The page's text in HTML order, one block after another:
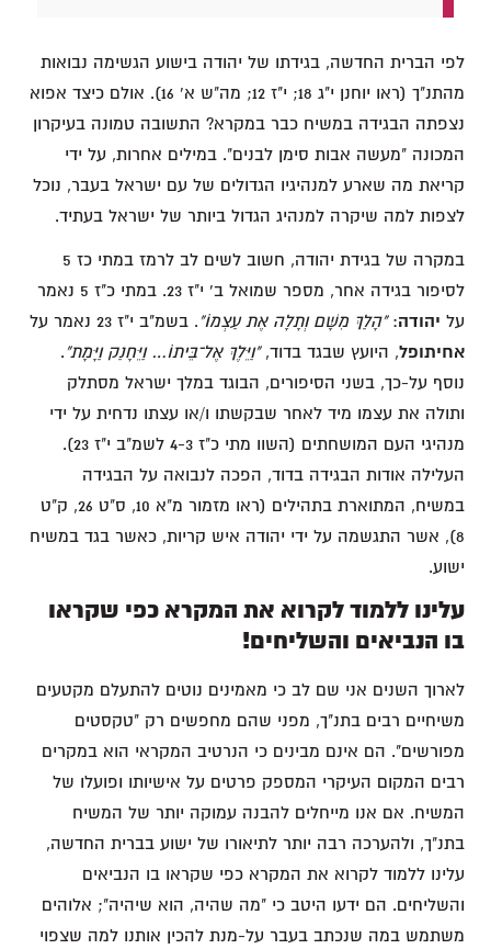
לפי הברית החדשה, בגידתו של יהודה בישוע הגשימה נבואות
מהתנ"ך (ראו יוחנן י"ג 18; י"ז 12; מה"ש א' 16). אולם כיצד אפוא
נצפתה הבגידה במשיח כבר במקרא? התשובה טמונה בעיקרון
המכונה "מעשה אבות סימן לבנים". במילים אחרות, על ידי
קריאת מה שארע למנהיגיו הגדולים של עם ישראל בעבר, נוכל
לצפות למה שיקרה למנהיג הגדול ביותר של ישראל בעתיד.
במקרה של בגידת יהודה, חשוב לשים לב לרמז במתי כז 5
לסיפור בגידה אחר, מספר שמואל ב' י"ז 23. במתי כ"ז 5 נאמר
על יהודה:"הָלַךְ מִשָּׁם וְתָלָה אֶת עַצְמוֹ". בשמ"ב י"ז 23 נאמר על
אחיתופל, היועץ שבגד בדוד,"וַיֵּלֶךְ אֶל־בֵּיתוֹ… וַיֵּחָנַק וַיָּמָת".
נוסף על-כך, בשני הסיפורים, הבוגד במלך ישראל מסתלק
ותולה את עצמו מיד לאחר שבקשתו ו/או עצתו נדחית על ידי
מנהיגי העם המושחתים (השוו מתי כ"ז 4-3 לשמ"ב י"ז 23).
העלילה אודות הבגידה בדוד, הפכה לנבואה על הבגידה
במשיח, המתוארת בתהילים (ראו מזמור מ"א 10, ס"ט 26, ק"ט
8), אשר התגשמה על ידי יהודה איש קריות, כאשר בגד במשיח
ישוע.
עלינו ללמוד לקרוא את המקרא כפי שקראו
בו הנביאים והשליחים!
לארוך השנים אני שם לב כי מאמינים נוטים להתעלם מקטעים
משיחיים רבים בתנ"ך, מפני שהם מחפשים רק "טקסטים
מפורשים". הם אינם מבינים כי הנרטיב המקראי הוא במקרים
רבים המקום העיקרי המספק פרטים על אישיותו ופועלו של
המשיח. אם אנו מייחלים להבנה עמוקה יותר של המשיח
בתנ"ך, ולהערכה רבה יותר לתיאורו של ישוע בברית החדשה,
עלינו ללמוד לקרוא את המקרא כפי שקראו בו הנביאים
והשליחים. הם ידעו היטב כי "מה שהיה, הוא שיהיה"; אלוהים
משתמש במה שנכתב בעבר על-מנת להכין אותנו למה שצפוי